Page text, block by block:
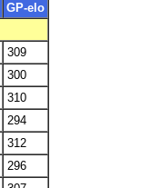
GP-elo
309
300
310
294
312
296